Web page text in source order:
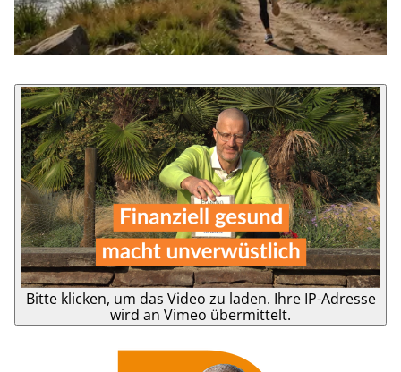
Bitte klicken, um das Video zu laden. Ihre IP-Adresse
wird an Vimeo übermittelt.